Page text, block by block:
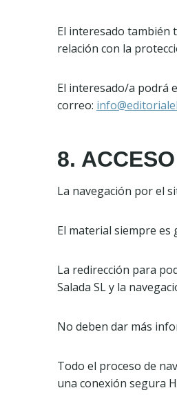
El interesado también
relación con la
El interesado/a podrá
correo:
8.
La navegación por el
El material siempre
La redirección para
Salada SL y la
No deben dar más
Todo el proceso de
una conexión segura